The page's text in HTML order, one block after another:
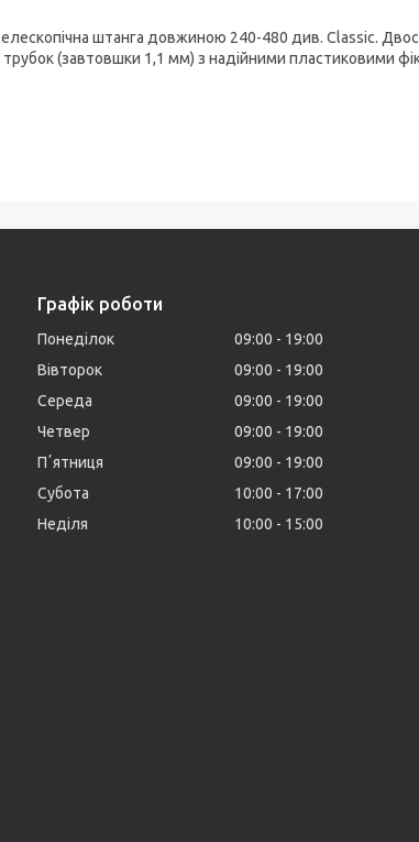
штанга довжиною 240-480 див. Classic.
трубок (завтовшки 1,1 мм) з надійними пластиковими
Графік роботи
Понеділок 09:00
19:00
Вівторок
09:00
19:00
Середа
09:00
19:00
Четвер
09:00
19:00
Пʼятниця
09:00
19:00
Субота
10:00
17:00
Неділя
10:00 15:00